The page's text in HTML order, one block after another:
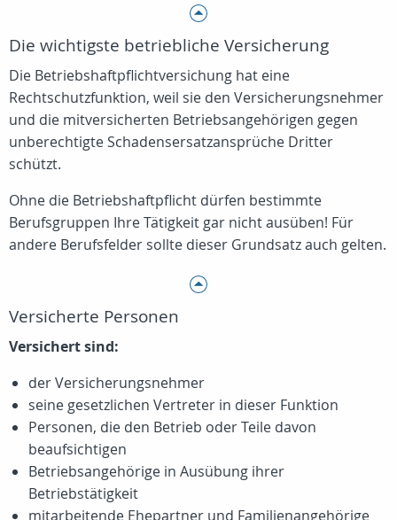
Die wichtigste betriebliche Versicherung
Die Betriebshaftpflichtversichung hat eine
Rechtschutzfunktion, weil sie den Versicherungsnehmer
und die mitversicherten Betriebsangehörigen gegen
unberechtigte Schadensersatzansprüche Dritter
schützt.
Ohne die Betriebshaftpflicht dürfen bestimmte
Berufsgruppen Ihre Tätigkeit gar nicht ausüben! Für
andere Berufsfelder sollte dieser Grundsatz auch gelten.
Versicherte Personen
Versichert sind:
der Versicherungsnehmer
seine gesetzlichen Vertreter in dieser Funktion
Personen, die den Betrieb oder Teile davon
beaufsichtigen
Betriebsangehörige in Ausübung ihrer
Betriebstätigkeit
mitarbeitende Ehepartner und Familienangehörige